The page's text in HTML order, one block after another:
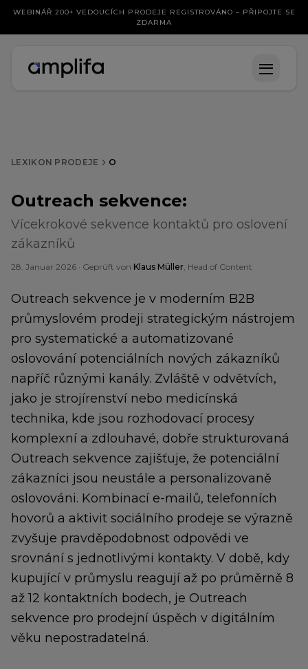
WEBINÁŘ 200+ VEDOUCÍCH PRODEJE REGISTROVÁNO – PŘIPOJTE SE
ZDARMA
LEXIKON PRODEJE O
Outreach sekvence:
Vícekrokové sekvence kontaktů pro oslovení
zákazníků
28. Januar 2026 · Geprüft von Klaus Müller, Head of Content
Outreach sekvence je v moderním B2B
průmyslovém prodeji strategickým nástrojem
pro systematické a automatizované
oslovování potenciálních nových zákazníků
napříč různými kanály. Zvláště v odvětvích,
jako je strojírenství nebo medicínská
technika, kde jsou rozhodovací procesy
komplexní a zdlouhavé, dobře strukturovaná
Outreach sekvence zajišťuje, že potenciální
zákazníci jsou neustále a personalizovaně
oslovováni. Kombinací e-mailů, telefonních
hovorů a aktivit sociálního prodeje se výrazně
zvyšuje pravděpodobnost odpovědi ve
srovnání s jednotlivými kontakty. V době, kdy
kupující v průmyslu reagují až po průměrně 8
až 12 kontaktních bodech, je Outreach
sekvence pro prodejní úspěch v digitálním
věku nepostradatelná.